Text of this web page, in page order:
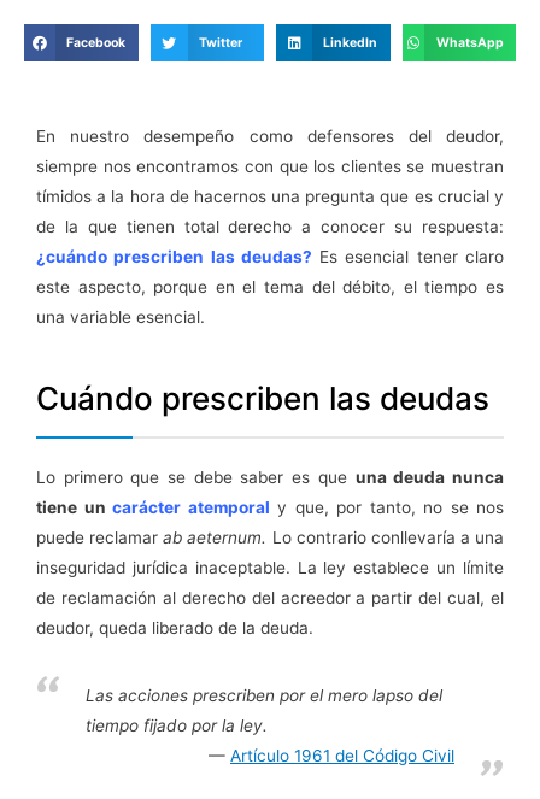
Facebook Twitter LinkedIn WhatsApp
En nuestro desempeño como defensores del deudor,
siempre nos encontramos con que los clientes se muestran
tímidos a la hora de hacernos una pregunta que es crucial y
de la que tienen total derecho a conocer su respuesta:
¿cuándo prescriben las deudas? Es esencial tener claro
este aspecto, porque en el tema del débito, el tiempo es
una variable esencial.
Cuándo prescriben las deudas
Lo primero que se debe saber es que una deuda nunca
tiene un carácter atemporal y que, por tanto, no se nos
puede reclamarab aeternum. Lo contrario conllevaría a una
inseguridad jurídica inaceptable. La ley establece un límite
de reclamación al derecho del acreedor a partir del cual, el
deudor, queda liberado de la deuda.
Las acciones prescriben por el mero lapso del
tiempo fijado por la ley.
Artículo 1961 del Código Civil